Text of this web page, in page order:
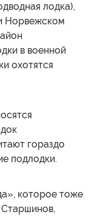
лодка),
Норвежском
в военной
охотятся
гораздо
подлодки.
которое тоже
Старшинов,